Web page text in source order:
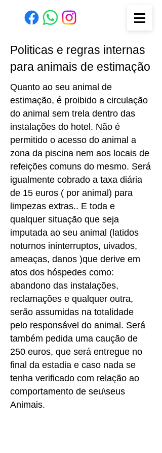
Politicas e regras internas
para animais de estimação
Quanto ao seu animal de
estimação, é proibido a circulação
do animal sem trela dentro das
instalações do hotel. Não é
permitido o acesso do animal a
zona da piscina nem aos locais de
refeições comuns do mesmo. Será
igualmente cobrado a taxa diária
de 15 euros ( por animal) para
limpezas extras.. E toda e
qualquer situação que seja
imputada ao seu animal (latidos
noturnos ininterruptos, uivados,
ameaças, danos )que derive em
atos dos hóspedes como:
abandono das instalações,
reclamações e qualquer outra,
serão assumidas na totalidade
pelo responsável do animal. Será
também pedida uma caução de
250 euros, que será entregue no
final da estadia e caso nada se
tenha verificado com relação ao
comportamento de seu\seus
Animais.